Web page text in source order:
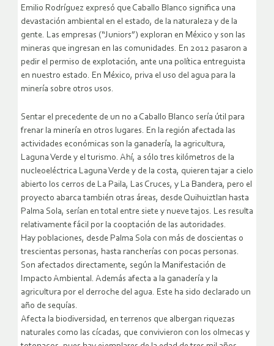
Emilio Rodríguez expresó que Caballo Blanco significa una
devastación ambiental en el estado, de la naturaleza y de la
gente. Las empresas (“Juniors”) exploran en México y son las
mineras que ingresan en las comunidades. En 2012 pasaron a
pedir el permiso de explotación, ante una política entreguista
en nuestro estado. En México, priva el uso del agua para la
minería sobre otros usos.
Sentar el precedente de un no a Caballo Blanco sería útil para
frenar la minería en otros lugares. En la región afectada las
actividades económicas son la ganadería, la agricultura,
Laguna Verde y el turismo. Ahí, a sólo tres kilómetros de la
nucleoeléctrica Laguna Verde y de la costa, quieren tajar a cielo
abierto los cerros de La Paila, Las Cruces, y La Bandera, pero el
proyecto abarca también otras áreas, desde Quihuiztlan hasta
Palma Sola, serían en total entre siete y nueve tajos. Les resulta
relativamente fácil por la cooptación de las autoridades.
Hay poblaciones, desde Palma Sola con más de doscientas o
trescientas personas, hasta rancherías con pocas personas.
Son afectados directamente, según la Manifestación de
Impacto Ambiental. Además afecta a la ganadería y la
agricultura por el derroche del agua. Este ha sido declarado un
año de sequías.
Afecta la biodiversidad, en terrenos que albergan riquezas
naturales como las cícadas, que convivieron con los olmecas y